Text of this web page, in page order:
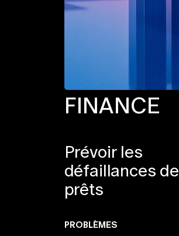
FINANCE
Prévoir les
défaillances de
prêts
PROBLÈMES